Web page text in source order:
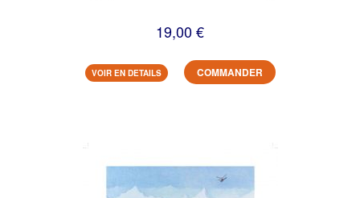
19,00 €
VOIR EN DETAILS COMMANDER